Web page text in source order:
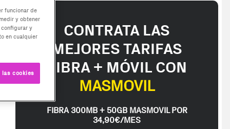
CONTRATA LAS
MEJORES TARIFAS
FIBRA + MÓVIL CON
MASMOVIL
FIBRA 300MB + 50GB MASMOVIL POR
34,90€/MES
funcionar de
y obtener
y
en cualquier
cookies